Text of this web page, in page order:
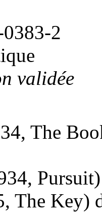
2
validée
The
Pursuit)
The Key)